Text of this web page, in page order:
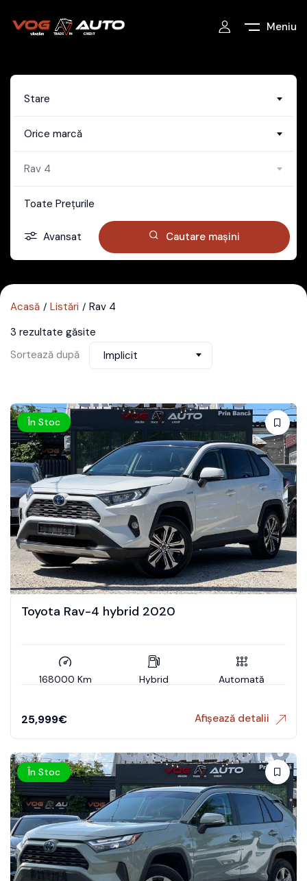
Meniu
Stare
Orice marcă
Rav 4
Toate Prețurile
Avansat Cautare mașini
Acasă Listări
Rav 4
3 rezultate găsite
Sortează după
Implicit
În Stoc
Toyota Rav-4 hybrid 2020
168000 Km Hybrid Automată
25,999€ Afișează detalii
În Stoc